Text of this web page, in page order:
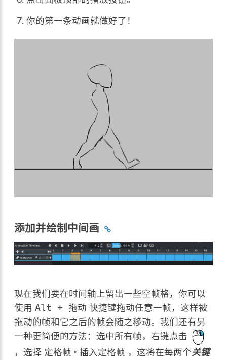
你的第一条动画就做好了！
添加并绘制中间画
现在我们要在时间轴上留出一些空帧格，你可以
使用Alt + 拖动 快捷键拖动任意一帧，这样被
拖动的帧和它之后的帧会随之移动。我们还有另
一种更简便的方法：选中所有帧，右键点击
，选择 定格帧 ‣ 插入定格帧 ，这将在每两个关键